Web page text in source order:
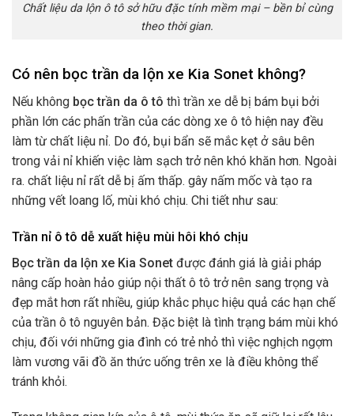
Chất liệu da lộn ô tô sở hữu đặc tính mềm mại – bền bỉ cùng
theo thời gian.
Có nên bọc trần da lộn xe Kia Sonet không?
Nếu không bọc trần da ô tô thì trần xe dễ bị bám bụi bởi
phần lớn các phấn trần của các dòng xe ô tô hiện nay đều
làm từ chất liệu nỉ. Do đó, bụi bẩn sẽ mắc kẹt ở sâu bên
trong vải nỉ khiến việc làm sạch trở nên khó khăn hơn. Ngoài
ra. chất liệu nỉ rất dễ bị ấm thấp. gây nấm mốc và tạo ra
những vết loang lố, mùi khó chịu. Chi tiết như sau:
Trần nỉ ô tô dễ xuất hiệu mùi hôi khó chịu
Bọc trần da lộn xe Kia Sonet được đánh giá là giải pháp
nâng cấp hoàn hảo giúp nội thất ô tô trở nên sang trọng và
đẹp mắt hơn rất nhiều, giúp khắc phục hiệu quả các hạn chế
của trần ô tô nguyên bản. Đặc biệt là tình trạng bám mùi khó
chịu, đối với những gia đình có trẻ nhỏ thì việc nghịch ngợm
làm vương vãi đồ ăn thức uống trên xe là điều không thể
tránh khỏi.